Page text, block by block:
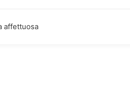
affettuosa